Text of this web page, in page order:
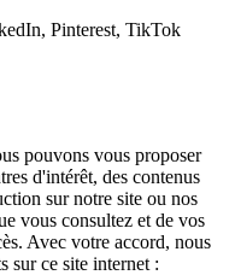
Pinterest, TikTok
pouvons vous proposer
d'intérêt, des contenus
sur notre site ou nos
vous consultez et de vos
Avec votre accord, nous
sur ce site internet :